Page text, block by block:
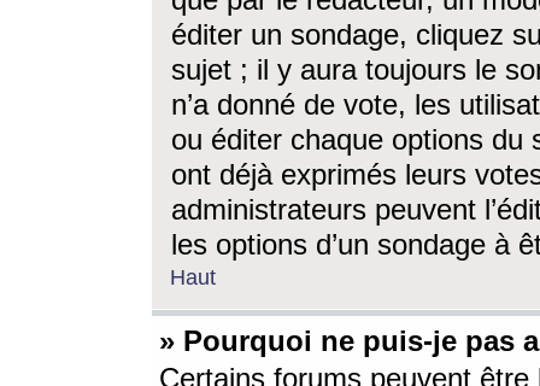
éditer un sondage, cliquez
sujet ; il y aura toujours le
n’a donné de vote, les
ou éditer chaque options du
ont déjà exprimés leurs
administrateurs peuvent
les options d’un sondage à
Haut
» Pourquoi ne puis-je pas
Certains forums peuvent être